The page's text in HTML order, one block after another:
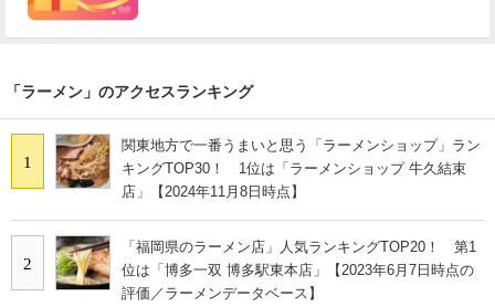
「ラーメン」のアクセスランキング
1
関東地方で一番うまいと思う「ラーメンショップ」ラン
キングTOP30！ 1位は「ラーメンショップ 牛久結束
店」【2024年11月8日時点】
2
「福岡県のラーメン店」人気ランキングTOP20！ 第1
位は「博多一双 博多駅東本店」【2023年6月7日時点の
評価／ラーメンデータベース】